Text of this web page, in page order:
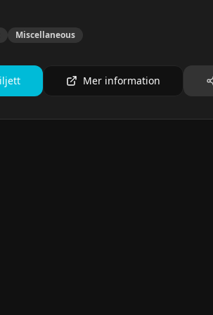
Miscellaneous
Mer information